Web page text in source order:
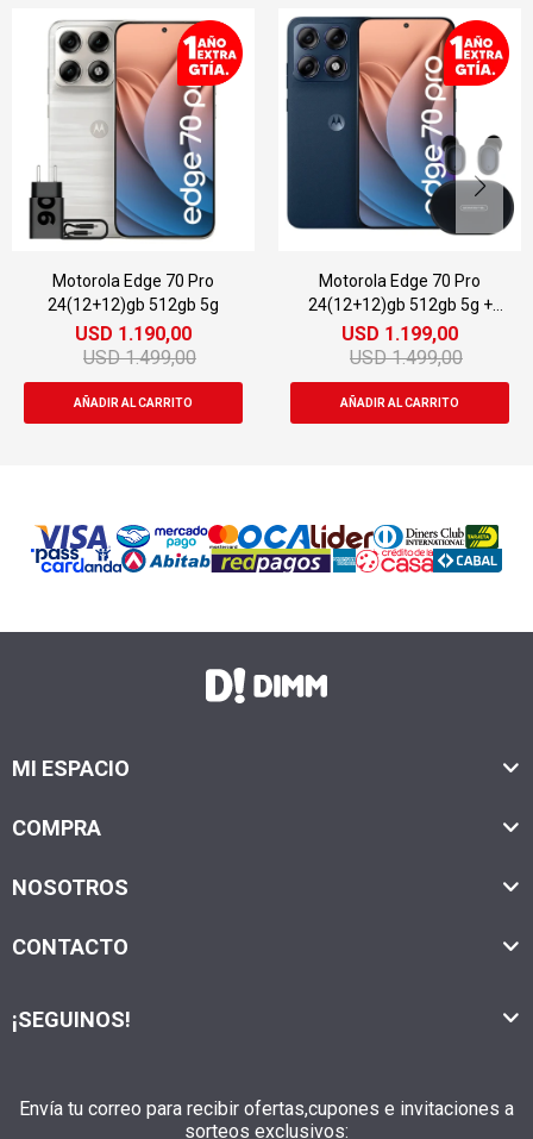
Edge 70 Pro
512gb 5g
1.190,00
1.499,00
Motorola Edge 70 Pro
24(12+12)gb 512gb 5g +
Regalo
1.199,00
1.499,00
MI ESPACIO
COMPRA
NOSOTROS
CONTACTO
Envía tu correo para recibir ofertas,cupones e invitaciones a
sorteos exclusivos:
¡SEGUINOS!